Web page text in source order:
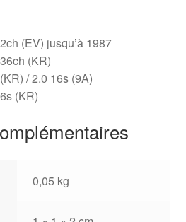
(EV) jusqu’à 1987
(KR)
/ 2.0 16s (9A)
(KR)
0,05 kg